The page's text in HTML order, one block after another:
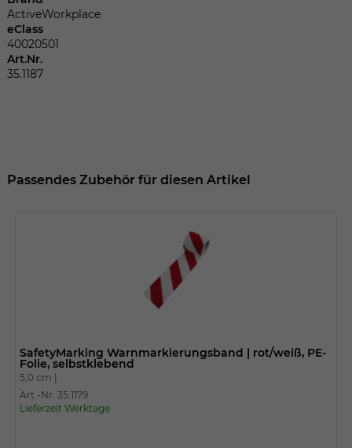
ActiveWorkplace
eClass
40020501
Art.Nr.
35.1187
Passendes Zubehör für diesen Artikel
SafetyMarking Warnmarkierungsband | rot/weiß, PE-
Folie, selbstklebend
5,0 cm |
Art.-Nr. 35.1179
Lieferzeit Werktage
Zweck
Sitzungsende
Wir installiert sobald sich der Nutzer an
der Webseite anmeldet. Dient zum
festhalten des Login Status.